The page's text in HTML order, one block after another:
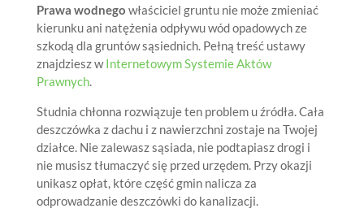
Prawa wodnego właściciel gruntu nie może zmieniać
kierunku ani natężenia odpływu wód opadowych ze
szkodą dla gruntów sąsiednich. Pełną treść ustawy
znajdziesz wInternetowym Systemie Aktów
Prawnych.
Studnia chłonna rozwiązuje ten problem u źródła. Cała
deszczówka z dachu i z nawierzchni zostaje na Twojej
działce. Nie zalewasz sąsiada, nie podtapiasz drogi i
nie musisz tłumaczyć się przed urzędem. Przy okazji
unikasz opłat, które część gmin nalicza za
odprowadzanie deszczówki do kanalizacji.